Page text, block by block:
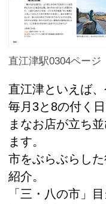
直江津駅0304ページ
直江津といえば
毎月3と8の付く
まなお店が立ち
ます。
市をぶらぶらし
紹介。
「三・八の市」